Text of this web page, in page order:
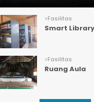
>Fasilitas
Smart Library
>Fasilitas
Ruang Aula